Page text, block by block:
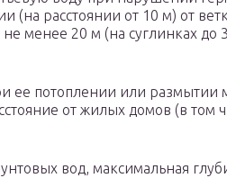
(на расстоянии от 10 м) от
менее 20 м (на суглинках до
ее потоплении или размытии
от жилых домов (в том
вод, максимальная